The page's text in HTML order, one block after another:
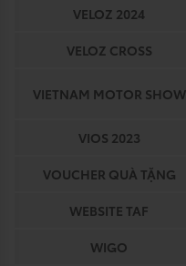
VELOZ 2024
VELOZ CROSS
VIETNAM MOTOR SHOW
VIOS 2023
VOUCHER QUÀ TẶNG
WEBSITE TAF
WIGO